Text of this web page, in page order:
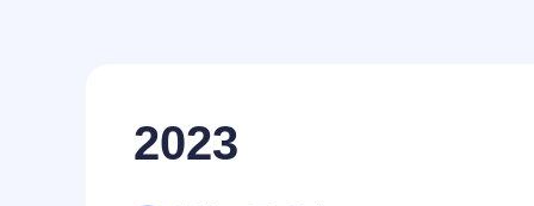
2023